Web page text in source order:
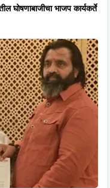
घोषणाबाजीचा भाजप कार्यकर्ते